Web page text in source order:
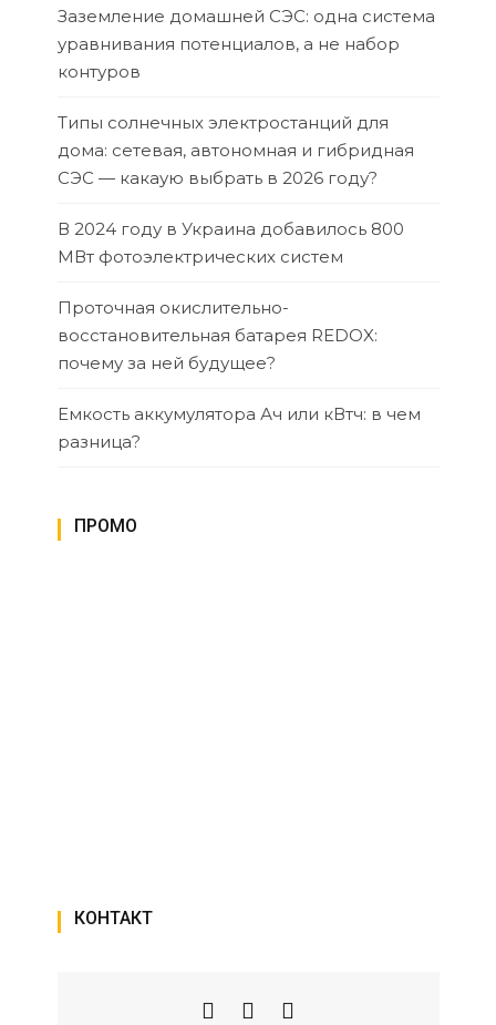
Заземление домашней СЭС: одна система
уравнивания потенциалов, а не набор
контуров
Типы солнечных электростанций для
дома: сетевая, автономная и гибридная
СЭС — какаую выбрать в 2026 году?
В 2024 году в Украина добавилось 800
МВт фотоэлектрических систем
Проточная окислительно-
восстановительная батарея REDOX:
почему за ней будущее?
Емкость аккумулятора Ач или кВтч: в чем
разница?
ПРОМО
КОНТАКТ